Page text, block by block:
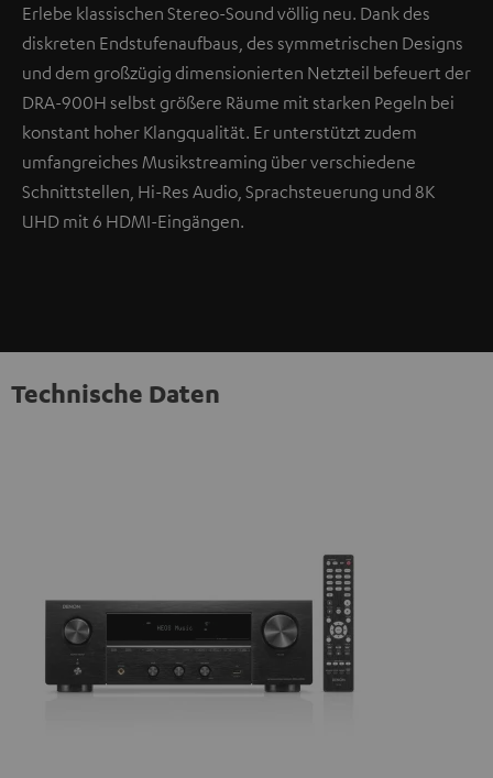
Erlebe klassischen Stereo-Sound völlig neu. Dank des
diskreten Endstufenaufbaus, des symmetrischen Designs
und dem großzügig dimensionierten Netzteil befeuert der
DRA-900H selbst größere Räume mit starken Pegeln bei
konstant hoher Klangqualität. Er unterstützt zudem
umfangreiches Musikstreaming über verschiedene
Schnittstellen, Hi-Res Audio, Sprachsteuerung und 8K
UHD mit 6 HDMI-Eingängen.
Technische Daten